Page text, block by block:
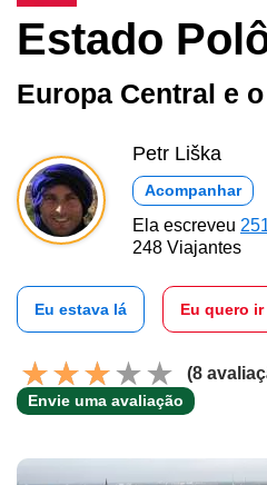
Estado
Europa Central e
Petr Liška
Acompanhar
Ela escreveu
248 Viajantes
Eu estava lá Eu quero ir
(8
Envie uma avaliação